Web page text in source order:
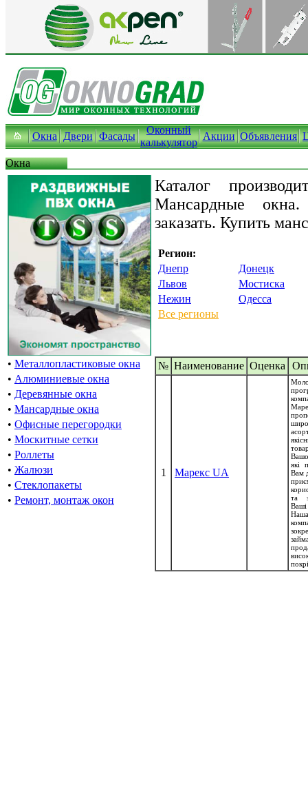
Окна Двери Фасады
Оконный
калькулятор
Акции Объявления
Окна
• Металлопластиковые окна
• Алюминиевые окна
• Деревянные окна
• Мансардные окна
• Офисные перегородки
• Москитные сетки
• Роллеты
• Жалюзи
• Стеклопакеты
• Ремонт, монтаж окон
Каталог
Мансардные
заказать. Купить
Регион:
Днепр
Донецк
Львов
Мостиска
Нежин
Одесса
Все регионы
№ Наименование Oценка
1 Марекс UA
які
Вам
та
Наша